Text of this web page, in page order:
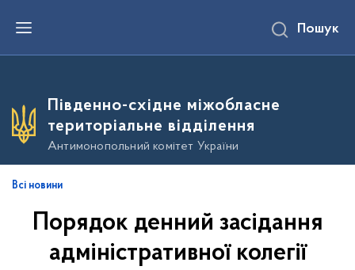
е
о
о
в
Пошук
Південно-східне міжобласне
територіальне відділення
Антимонопольний комітет України
Всі новини
Порядок денний засідання
адміністративної колегії